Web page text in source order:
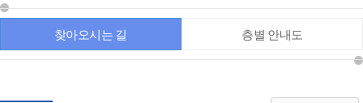
찾아오시는 길 층별 안내도